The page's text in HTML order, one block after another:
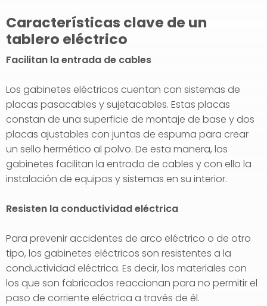
Características clave de un
tablero eléctrico
Facilitan la entrada de cables
Los gabinetes eléctricos cuentan con sistemas de
placas pasacables y sujetacables. Estas placas
constan de una superficie de montaje de base y dos
placas ajustables con juntas de espuma para crear
un sello hermético al polvo. De esta manera, los
gabinetes facilitan la entrada de cables y con ello la
instalación de equipos y sistemas en su interior.
Resisten la conductividad eléctrica
Para prevenir accidentes de arco eléctrico o de otro
tipo, los gabinetes eléctricos son resistentes a la
conductividad eléctrica. Es decir, los materiales con
los que son fabricados reaccionan para no permitir el
paso de corriente eléctrica a través de él.